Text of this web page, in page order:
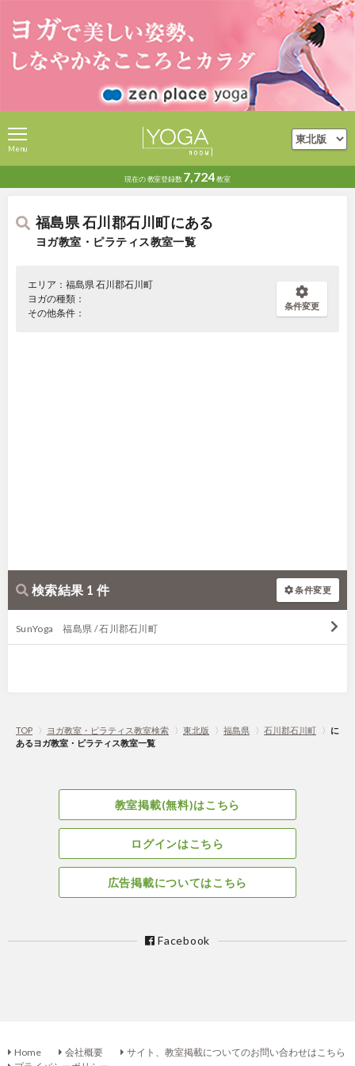
現在の教室登録数 7,724教室
Menu
福島県 石川郡石川町にある
ヨガ教室・ピラティス教室一覧
エリア：福島県 石川郡石川町
ヨガの種類：
その他条件：
条件変更
検索結果 1 件 条件変更
SunYoga 福島県 / 石川郡石川町
TOP 〉 ヨガ教室・ピラティス教室検索 〉 東北版 〉 福島県 〉 石川郡石川町 〉 に
あるヨガ教室・ピラティス教室一覧
教室掲載(無料)はこちら
ログインはこちら
広告掲載についてはこちら
Facebook
Home 会社概要
サイト、教室掲載についてのお問い合わせはこちら